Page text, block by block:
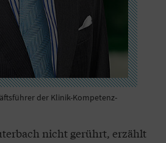
der Klinik-Kompetenz-
nicht gerührt, erzählt